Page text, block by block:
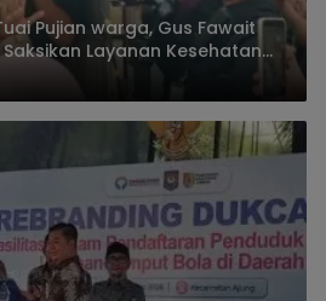
Pujian warga, Gus Fawait
Layanan Kesehatan